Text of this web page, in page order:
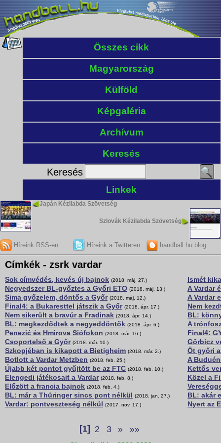
Összes cikk
Magyarország
Külföld
Képgaléria
Archívum
Keresés
Keresés
Linkek
Japán Kézilabda Szövetség
Szlovák Kézilabda Szövetség
Híreink RSS-en Híreink a Twitteren handball.hu blog
Címkék - zsrk vardar
Sok címvédés, kevés új bajnok (2018. máj. 27.)
Negyedszer BL-győztes a Győri ETO (2018. máj. 13.)
Sima győzelem, döntős a Győr (2018. máj. 12.)
Final4: a Bukaresttel játszik a Győr (2018. ápr. 17.)
Nem sikerült a bravúr a Fradinak (2018. ápr. 14.)
BL: megkezdődtek a negyeddöntők (2018. ápr. 6.)
Penezić és Hmirova Siófokon (2018. már. 16.)
Csoportelső a Győr (2018. már. 10.)
Szkopjéban is kikapott a Bietigheim (2018. már. 2.)
Botlott a Vardar Metzben (2018. feb. 25.)
Újabb két pontot gyűjtött be az FTC (2018. feb. 10.)
Elengedi játékosait a Vardar (2018. feb. 8.)
Előzött a francia bajnok (2018. feb. 4.)
BL: már a Thüringer sincs pont nélkül (2018. jan. 27.)
Vardar: pontveszteség nélkül (2017. nov. 17.)
Ismét
A Vardar
A Vardar
Nem
BL:
A
Final4:
Görbicz
Öt győri
A
Kettős
Közel a
BL: akár
Nyert az
[1] 2 3 » »»